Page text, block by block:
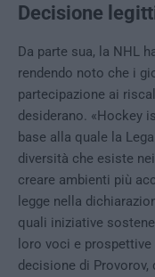
Decisione
Da parte sua, la NHL
rendendo noto che i
partecipazione ai
desiderano. «Hockey
base alla quale la
diversità che esiste
creare ambienti più
legge nella
quali iniziative
loro voci e
decisione di